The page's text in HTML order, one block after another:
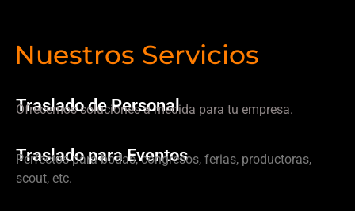
Nuestros Servicios
Traslado de Personal
Ofrecemos soluciones a medida para tu empresa.
Traslado para Eventos
Perfectos para bodas, congresos, ferias, productoras,
scout, etc.